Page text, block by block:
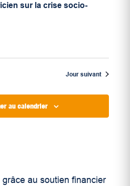
sur la crise socio-
Jour suivant
au calendrier
au soutien financier